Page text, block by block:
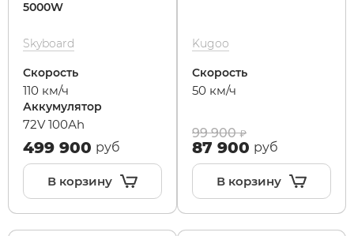
5000W
Skyboard
Скорость
110 км/ч
Аккумулятор
72V 100Аh
499 900 руб
В корзину
Kugoo
Скорость
50 км/ч
99 900
87 900 руб
В корзину